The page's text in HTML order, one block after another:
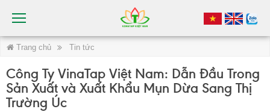
Trang chủ Tin tức
Công Ty VinaTap Việt Nam: Dẫn Đầu Trong
Sản Xuất và Xuất Khẩu Mụn Dừa Sang Thị
Trường Úc